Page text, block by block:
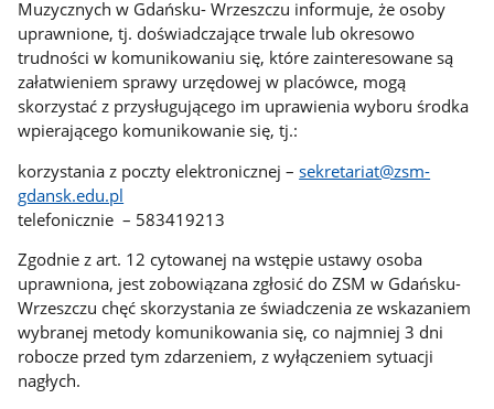
Muzycznych w Gdańsku- Wrzeszczu informuje, że osoby
uprawnione, tj. doświadczające trwale lub okresowo
trudności w komunikowaniu się, które zainteresowane są
załatwieniem sprawy urzędowej w placówce, mogą
skorzystać z przysługującego im uprawienia wyboru środka
wpierającego komunikowanie się, tj.:
korzystania z poczty elektronicznej –sekretariat@zsm-
gdansk.edu.pl
telefonicznie – 583419213
Zgodnie z art. 12 cytowanej na wstępie ustawy osoba
uprawniona, jest zobowiązana zgłosić do ZSM w Gdańsku-
Wrzeszczu chęć skorzystania ze świadczenia ze wskazaniem
wybranej metody komunikowania się, co najmniej 3 dni
robocze przed tym zdarzeniem, z wyłączeniem sytuacji
nagłych.